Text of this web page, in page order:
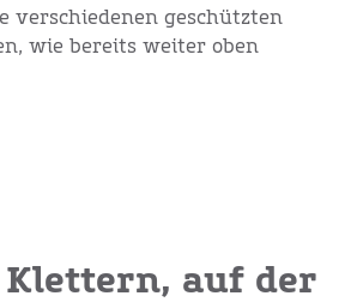
verschiedenen geschützten
wie bereits weiter oben
Klettern, auf der